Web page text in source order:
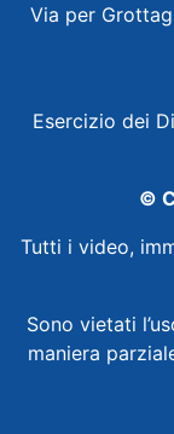
Via per
Esercizio dei
©
Tutti i video,
Sono vietati
maniera